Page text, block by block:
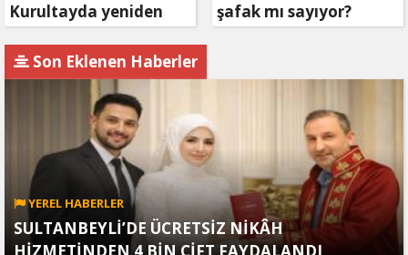
Kurultayda yeniden
şafak mı sayıyor?
Son Eklenen Haberler
YEREL HABERLER
SULTANBEYLİ’DE ÜCRETSİZ NİKÂH